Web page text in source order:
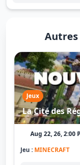
Jeux
La Cité des
Aug 22, 26, 2:00
Jeu : MINECRAFT